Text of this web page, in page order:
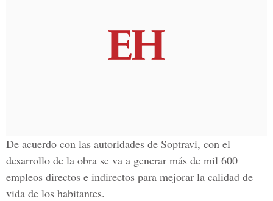
De acuerdo con las autoridades de Soptravi, con el
desarrollo de la obra se va a generar más de mil 600
empleos directos e indirectos para mejorar la calidad de
vida de los habitantes.